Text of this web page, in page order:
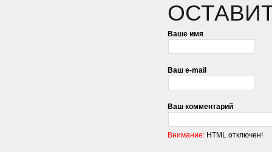
Ваше имя
Ваш e-mail
Ваш комментарий
Внимание: HTML отключен!